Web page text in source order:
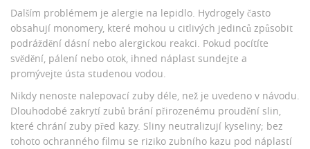
Dalším problémem je alergie na lepidlo. Hydrogely často
obsahují monomery, které mohou u citlivých jedinců způsobit
podráždění dásní nebo alergickou reakci. Pokud pocítíte
svědění, pálení nebo otok, ihned náplast sundejte a
promývejte ústa studenou vodou.
Nikdy nenoste nalepovací zuby déle, než je uvedeno v návodu.
Dlouhodobé zakrytí zubů brání přirozenému proudění slin,
které chrání zuby před kazy. Sliny neutralizují kyseliny; bez
tohoto ochranného filmu se riziko zubního kazu pod náplastí